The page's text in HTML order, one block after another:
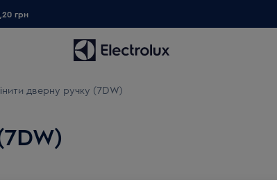
грн
дверну ручку (7DW)